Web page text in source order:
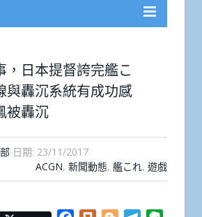
，日本提督誇完艦こ
與轟沉系統有成功感
被轟沉
日期: 23/11/2017
ACGN, 新聞動態, 艦これ, 遊戲